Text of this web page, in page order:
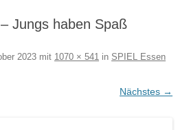
Jungs haben Spaß
2023 mit 1070 × 541 in SPIEL Essen
Nächstes →